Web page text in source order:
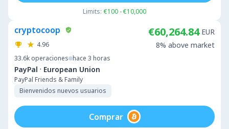
Limits: €100 - €10,000
cryptocoop
4.96
33.6k operaciones hace 3 horas
PayPal · European Union
PayPal Friends & Family
Bienvenidos nuevos usuarios
€60,264.84 EUR
8% above market
Comprar